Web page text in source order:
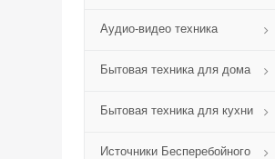
Аудио-видео техника
Бытовая техника для дома
Бытовая техника для кухни
Источники Бесперебойного